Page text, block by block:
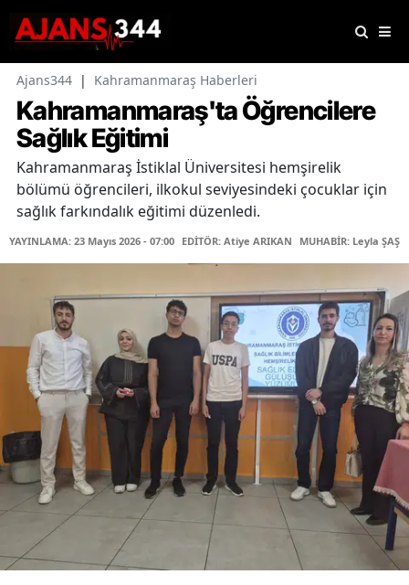
Ajans344 | Kahramanmaraş Haberleri
Kahramanmaraş'ta Öğrencilere
Sağlık Eğitimi
Kahramanmaraş İstiklal Üniversitesi hemşirelik
bölümü öğrencileri, ilkokul seviyesindeki çocuklar için
sağlık farkındalık eğitimi düzenledi.
YAYINLAMA: 23 Mayıs 2026 - 07:00 EDİTÖR: Atiye ARIKAN MUHABİR: Leyla ŞAŞTI